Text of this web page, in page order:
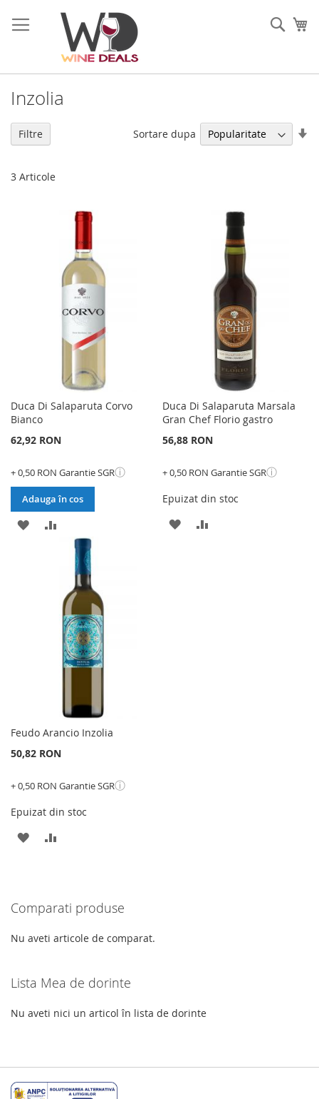
la
Continut
Inzolia
3 Articole
Sortare dupa
Duca Di Salaparuta Corvo
Bianco
62,92 RON
+ 0,50 RON Garantie SGRⓘ
Adauga în cos
ADAUGATI
DORINTE
PENTRU
COMPARARE
Duca Di Salaparuta Marsala
Gran Chef Florio gastro
56,88 RON
+ 0,50 RON Garantie SGRⓘ
Epuizat din stoc
ADAUGATI
Feudo Arancio Inzolia
50,82 RON
+ 0,50 RON Garantie SGRⓘ
Epuizat din stoc
ADAUGATI
DE
DORINTE
Filtre
Comparati produse
Nu aveti articole de comparat.
Lista Mea de dorinte
Nu aveti nici un articol în lista de dorinte